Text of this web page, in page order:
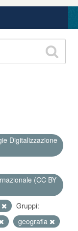
Digitalizzazione
(CC BY
Gruppi:
geografia